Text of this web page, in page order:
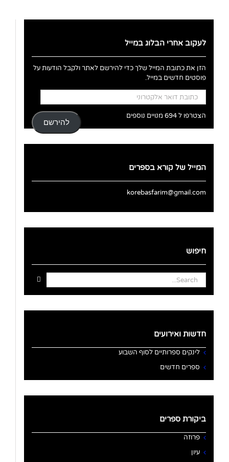
לעקוב אחרי הבלוג במייל
הזן את כתובת המייל שלך כדי להירשם לאתר ולקבל הודעות על
פוסטים חדשים במייל.
כתובת
דואר
אלקטרוני
להירשם
הצטרפו ל 694 מנויים נוספים
המייל של קורא בספרים
korebasfarim@gmail.com
חיפוש
Search
for:
חדשות ואירועים
לינקים ספרותיים לסוף השבוע
ספרים חדשים
ביקורת ספרים
פרוזה
עיון